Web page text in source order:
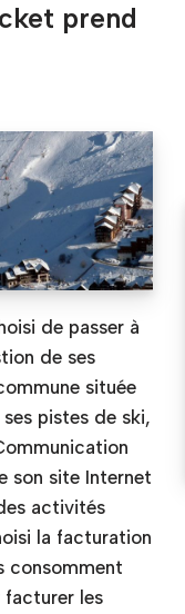
prend
de passer à
de ses
située
pistes de ski,
son site Internet
activités
la facturation
consomment
les